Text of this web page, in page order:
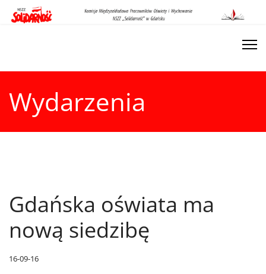
Wydarzenia
Gdańska oświata ma
nową siedzibę
16-09-16